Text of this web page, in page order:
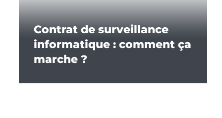
Contrat de surveillance
informatique : comment ça
marche ?